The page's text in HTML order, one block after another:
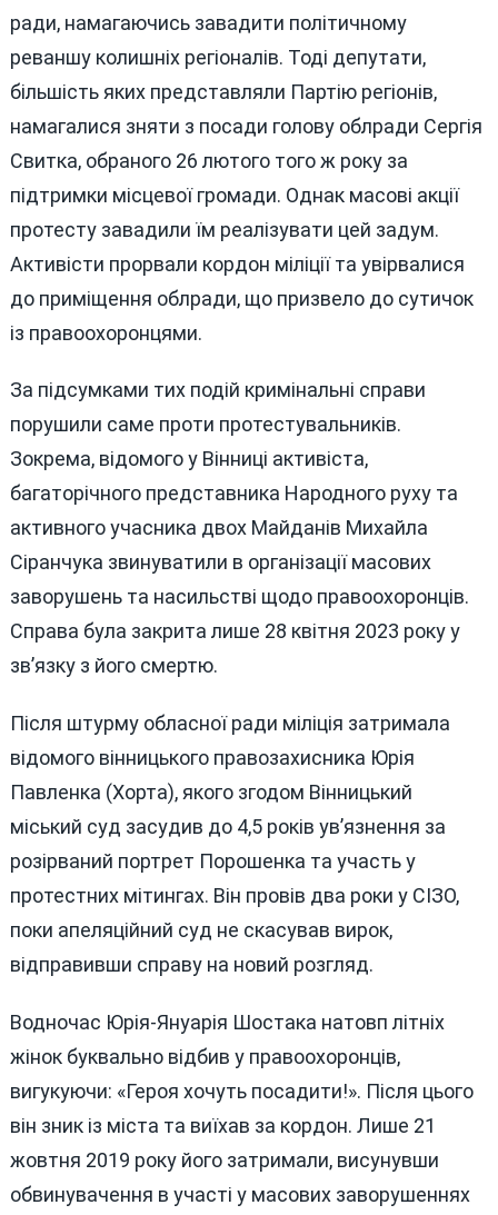
ради, намагаючись завадити політичному
реваншу колишніх регіоналів. Тоді депутати,
більшість яких представляли Партію регіонів,
намагалися зняти з посади голову облради Сергія
Свитка, обраного 26 лютого того ж року за
підтримки місцевої громади. Однак масові акції
протесту завадили їм реалізувати цей задум.
Активісти прорвали кордон міліції та увірвалися
до приміщення облради, що призвело до сутичок
із правоохоронцями.
За підсумками тих подій кримінальні справи
порушили саме проти протестувальників.
Зокрема, відомого у Вінниці активіста,
багаторічного представника Народного руху та
активного учасника двох Майданів Михайла
Сіранчука звинуватили в організації масових
заворушень та насильстві щодо правоохоронців.
Справа була закрита лише 28 квітня 2023 року у
зв’язку з його смертю.
Після штурму обласної ради міліція затримала
відомого вінницького правозахисника Юрія
Павленка (Хорта), якого згодом Вінницький
міський суд засудив до 4,5 років ув’язнення за
розірваний портрет Порошенка та участь у
протестних мітингах. Він провів два роки у СІЗО,
поки апеляційний суд не скасував вирок,
відправивши справу на новий розгляд.
Водночас Юрія-Януарія Шостака натовп літніх
жінок буквально відбив у правоохоронців,
вигукуючи: «Героя хочуть посадити!». Після цього
він зник із міста та виїхав за кордон. Лише 21
жовтня 2019 року його затримали, висунувши
обвинувачення в участі у масових заворушеннях